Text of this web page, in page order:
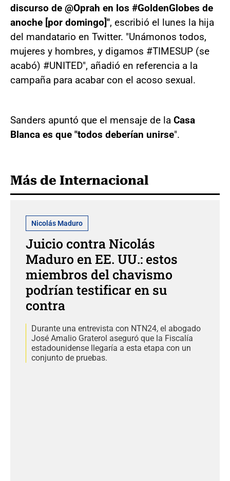
discurso de @Oprah en los #GoldenGlobes de
anoche [por domingo]", escribió el lunes la hija
del mandatario en Twitter. "Unámonos todos,
mujeres y hombres, y digamos #TIMESUP (se
acabó) #UNITED", añadió en referencia a la
campaña para acabar con el acoso sexual.
Sanders apuntó que el mensaje de la Casa
Blanca es que "todos deberían unirse".
Más de Internacional
Nicolás Maduro
Juicio contra Nicolás
Maduro en EE. UU.: estos
miembros del chavismo
podrían testificar en su
contra
Durante una entrevista con NTN24, el abogado
José Amalio Graterol aseguró que la Fiscalía
estadounidense llegaría a esta etapa con un
conjunto de pruebas.